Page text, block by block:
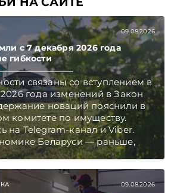
09.08.2026
с 7 декабря 2026 года
гибкости
связаны со вступлением в
года изменений в Закон
новаций пояснили в
комитете по имуществу.
на Telegram‑канал и Viber.
Беларуси — раньше,
09.08.2026